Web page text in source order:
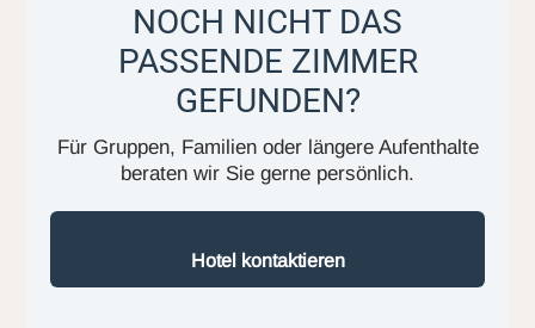
NOCH NICHT DAS
PASSENDE ZIMMER
GEFUNDEN?
Für Gruppen, Familien oder längere Aufenthalte
beraten wir Sie gerne persönlich.
Hotel kontaktieren